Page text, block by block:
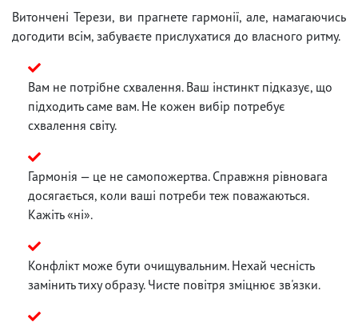
Витончені Терези, ви прагнете гармонії, але, намагаючись
догодити всім, забуваєте прислухатися до власного ритму.
Вам не потрібне схвалення. Ваш інстинкт підказує, що
підходить саме вам. Не кожен вибір потребує
схвалення світу.
Гармонія — це не самопожертва. Справжня рівновага
досягається, коли ваші потреби теж поважаються.
Кажіть «ні».
Конфлікт може бути очищувальним. Нехай чесність
замінить тиху образу. Чисте повітря зміцнює зв'язки.